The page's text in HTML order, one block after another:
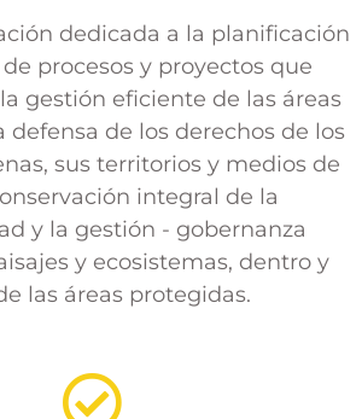
dedicada a la planificación
procesos y proyectos que
gestión eficiente de las áreas
defensa de los derechos de los
sus territorios y medios de
integral de la
y la gestión - gobernanza
y ecosistemas, dentro y
las áreas protegidas.